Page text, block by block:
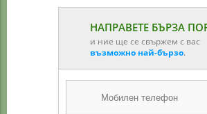
НАПРАВЕТЕ БЪРЗА
и ние ще се свържем с вас
възможно най-бързо.